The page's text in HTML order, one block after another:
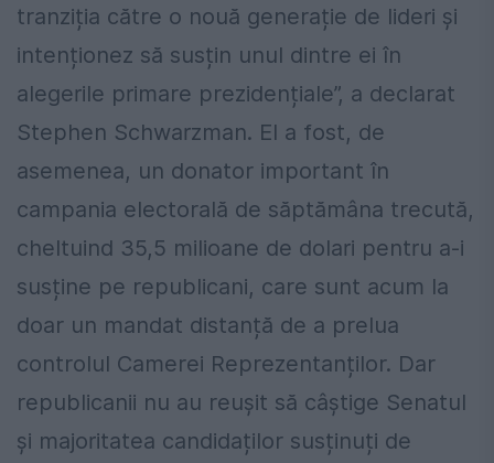
tranziția către o nouă generație de lideri și
intenționez să susțin unul dintre ei în
alegerile primare prezidențiale”, a declarat
Stephen Schwarzman. El a fost, de
asemenea, un donator important în
campania electorală de săptămâna trecută,
cheltuind 35,5 milioane de dolari pentru a-i
susține pe republicani, care sunt acum la
doar un mandat distanță de a prelua
controlul Camerei Reprezentanților. Dar
republicanii nu au reușit să câștige Senatul
și majoritatea candidaților susținuți de